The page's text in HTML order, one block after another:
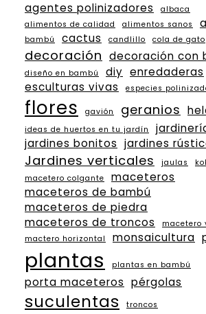
agentes polinizadores
albaca
alimentos de calidad
alimentos sanos
bambú cactus candlillo cola de gato
decoración decoración con
diseño en bambú diy enredaderas
esculturas vivas
especies
flores gavión geranios
ideas de huertos en tu jardín
jardines bonitos jardines
Jardines verticales jaulas
macetero colgante
maceteros
maceteros de bambú
maceteros de piedra
maceteros de troncos
macetero
mactero horizontal
monsaicultura
plantas plantas en bambú
porta maceteros pérgolas
suculentas troncos